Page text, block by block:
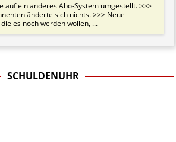
auf ein anderes Abo-System umgestellt. >>>
änderte sich nichts. >>> Neue
es noch werden wollen, ...
SCHULDENUHR